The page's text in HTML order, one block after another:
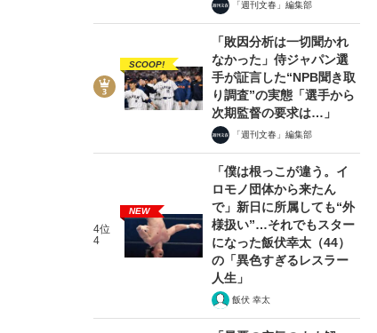
「週刊文春」編集部
SCOOP!
「敗因分析は一切聞かれ
なかった」侍ジャパン選
手が証言した“NPB聞き取
り調査”の実態「選手から
次期監督の要求は…」
「週刊文春」編集部
4位
4
NEW
「僕は根っこが違う。イ
ロモノ団体から来たん
で」新日に所属しても“外
様扱い”…それでもスター
になった飯伏幸太（44）
の「異色すぎるレスラー
人生」
飯伏 幸太